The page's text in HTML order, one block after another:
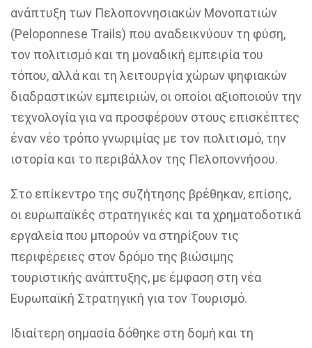
ανάπτυξη των Πελοποννησιακών Μονοπατιών
(Peloponnese Trails) που αναδεικνύουν τη φύση,
τον πολιτισμό και τη μοναδική εμπειρία του
τόπου, αλλά και τη λειτουργία χώρων ψηφιακών
διαδραστικών εμπειριών, οι οποίοι αξιοποιούν την
τεχνολογία για να προσφέρουν στους επισκέπτες
έναν νέο τρόπο γνωριμίας με τον πολιτισμό, την
ιστoρία και το περιβάλλον της Πελοποννήσου.
Στο επίκεντρο της συζήτησης βρέθηκαν, επίσης,
οι ευρωπαϊκές στρατηγικές και τα χρηματοδοτικά
εργαλεία που μπορούν να στηρίξουν τις
περιφέρειες στον δρόμο της βιώσιμης
τουριστικής ανάπτυξης, με έμφαση στη νέα
Ευρωπαϊκή Στρατηγική για τον Τουρισμό.
Ιδιαίτερη σημασία δόθηκε στη δομή και τη